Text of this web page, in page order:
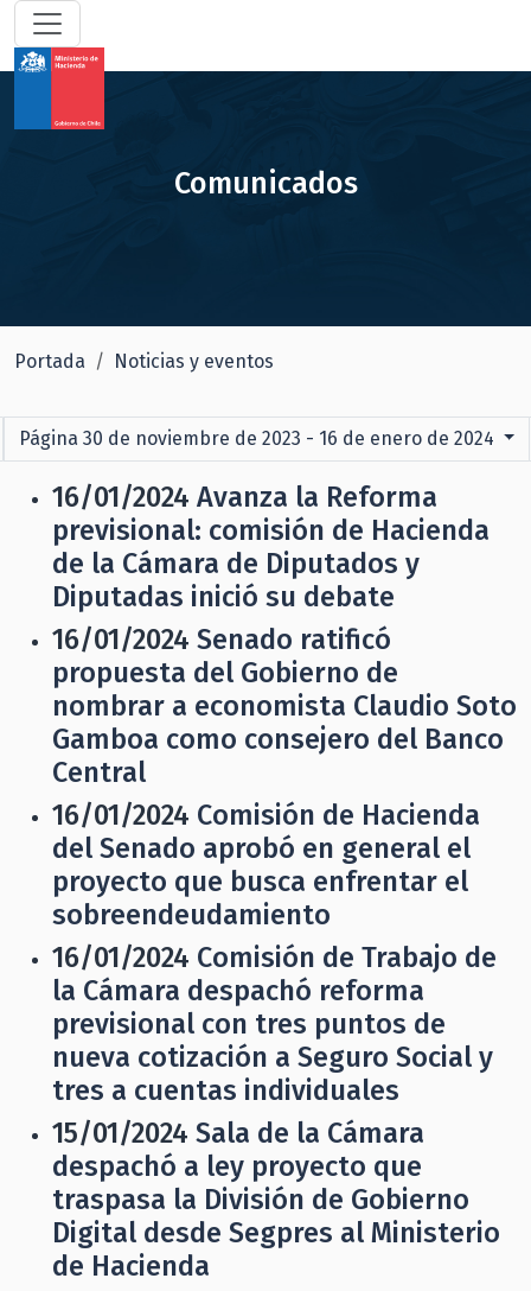
Comunicados
Portada Noticias y eventos
Página 30 de noviembre de 2023 - 16 de enero de 2024
16/01/2024 Avanza la Reforma
previsional: comisión de Hacienda
de la Cámara de Diputados y
Diputadas inició su debate
16/01/2024 Senado ratificó
propuesta del Gobierno de
nombrar a economista Claudio Soto
Gamboa como consejero del Banco
Central
16/01/2024 Comisión de Hacienda
del Senado aprobó en general el
proyecto que busca enfrentar el
sobreendeudamiento
16/01/2024 Comisión de Trabajo de
la Cámara despachó reforma
previsional con tres puntos de
nueva cotización a Seguro Social y
tres a cuentas individuales
15/01/2024 Sala de la Cámara
despachó a ley proyecto que
traspasa la División de Gobierno
Digital desde Segpres al Ministerio
de Hacienda